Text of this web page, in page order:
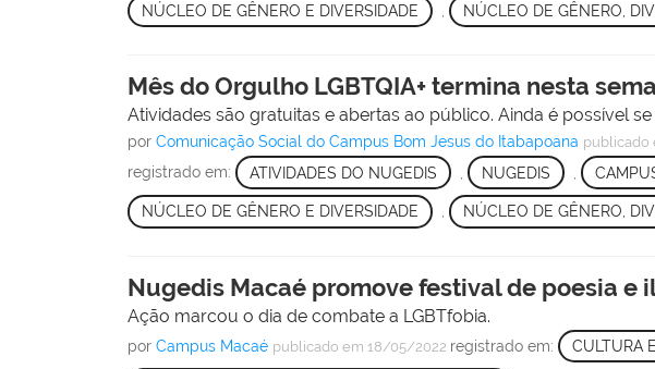
NÚCLEO DE GÊNERO E DIVERSIDADE NÚCLEO DE GÊNERO,
Mês do Orgulho LGBTQIA+ termina nesta
Atividades são gratuitas e abertas ao público. Ainda é possível
porComunicação Social do Campus Bom Jesus do Itabapoana publicado
registrado em: ATIVIDADES DO NUGEDIS NUGEDIS
NÚCLEO DE GÊNERO E DIVERSIDADE , NÚCLEO DE GÊNERO,
Nugedis Macaé promove festival de poesia e
Ação marcou o dia de combate a LGBTfobia.
porCampus Macaé publicado em 18/05/2022 registrado em: CULTURA